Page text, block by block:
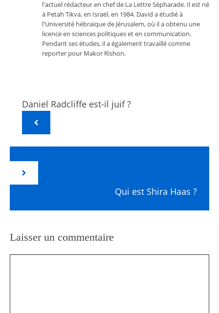
l'actuel rédacteur en chef de La Lettre Sépharade. Il est né
à Petah Tikva, en Israël, en 1984. David a étudié à
l'Université hébraïque de Jérusalem, où il a obtenu une
licence en sciences politiques et en communication.
Pendant ses études, il a également travaillé comme
reporter pour Makor Rishon.
Daniel Radcliffe est-il juif ?
Qui est Shira Haas ?
Laisser un commentaire